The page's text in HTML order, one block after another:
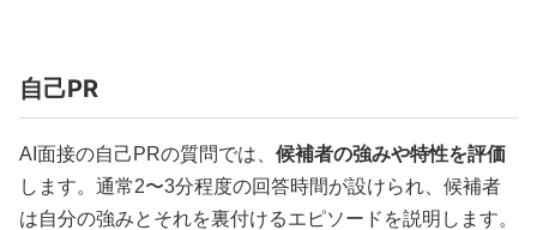
自己PR
AI面接の自己PRの質問では、 候補者の強みや特性を評価
します。通常2〜3分程度の回答時間が設けられ、候補者
は自分の強みとそれを裏付けるエピソードを説明します。